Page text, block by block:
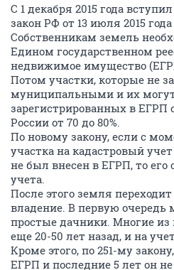
С 1 декабря 2015 года
закон РФ от 13 июля 2015
Собственникам земель
Едином государственном
недвижимое имущество
Потом участки, которые не
муниципальными и их могут
зарегистрированных в ЕГРП
России от 70 до 80%.
По новому закону, если с
участка на кадастровый
не был внесен в ЕГРП, то его
учета.
После этого земля
владение. В первую очередь
простые дачники. Многие из
еще 20-50 лет назад, и на
Кроме этого, по 251-му
ЕГРП и последние 5 лет он